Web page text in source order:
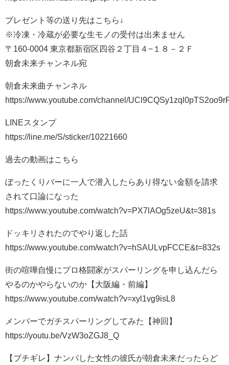
プレゼント等の送り先はこちら↓
※冷凍・冷蔵が必要な生モノの受付は出来ません
〒160-0004 東京都新宿区四谷２丁目４−１８－２Ｆ
朝倉未来チャンネル宛
朝倉未来曲チャンネル
https://www.youtube.com/channel/
LINEスタンプ
https://line.me/S/sticker/10221660
過去の動画はこちら
ぼったくりバーに一人で潜入したらあり得ない金額を請求
されて口論になった
https://www.youtube.com/watch?v=PX7lAOg5zeU&t=381s
ドッキリされたのでやり返した話
https://www.youtube.com/watch?v=hSAULvpFCCE&t=832s
街の喧嘩自慢にプロ格闘家がスパーリングを申し込んだら
やるのかやらないのか【大阪編・前編】
https://www.youtube.com/watch?v=xyl1vg9isL8
メンバーでガチスパーリングしてみた【神回】
https://youtu.be/VzW3oZGJ8_Q
【ブチギレ】ナンパした女性の彼氏が朝倉未来だったらど